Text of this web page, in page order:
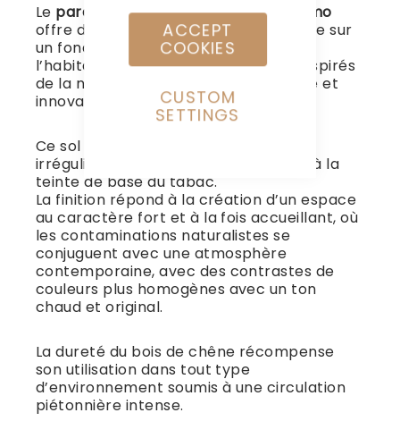
ACCEPT
COOKIES
CUSTOM
SETTINGS
Le parquet en chêne foncé Wood Camo
offre des nuances de style camouflage sur
un fond marron intense qui rappelle
l’habitat forestier, avec des détails inspirés
de la nature et une ambiance raffinée et
innovante.
Ce sol sombre ajoute les nuances
irrégulières et précises d’une écorce à la
teinte de base du tabac.
La finition répond à la création d’un espace
au caractère fort et à la fois accueillant, où
les contaminations naturalistes se
conjuguent avec une atmosphère
contemporaine, avec des contrastes de
couleurs plus homogènes avec un ton
chaud et original.
La dureté du bois de chêne récompense
son utilisation dans tout type
d’environnement soumis à une circulation
piétonnière intense.